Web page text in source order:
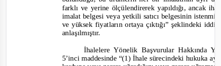
farklı ve yerine ölçülendirerek yapıldığı, ancak
imalat belgesi veya yetkili satıcı belgesinin
ve yüksek fiyatların ortaya çıktığı” şeklindeki
anlaşılmıştır.
İhalelere Yönelik Başvurular Hakkında
5’inci maddesinde “(1) İhale sürecindeki hukuka